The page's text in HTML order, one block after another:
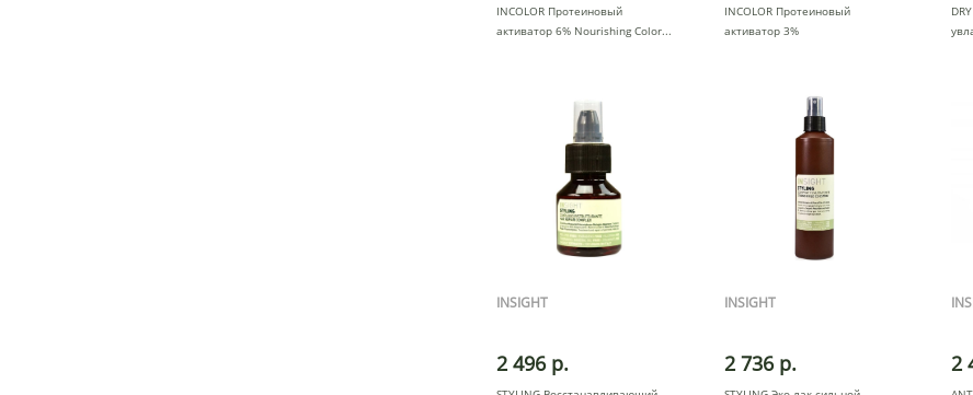
INCOLOR Протеиновый
активатор 6% Nourishing Color
INCOLOR Протеиновый
активатор 3%
INSIGHT
2 496 р.
INSIGHT
2 736 р. 2